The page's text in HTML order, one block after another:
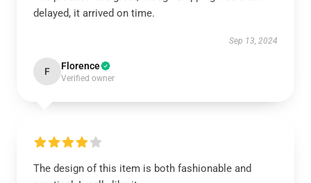
delayed, it arrived on time.
Sep 13, 2024
F Florence
Verified owner
The design of this item is both fashionable and